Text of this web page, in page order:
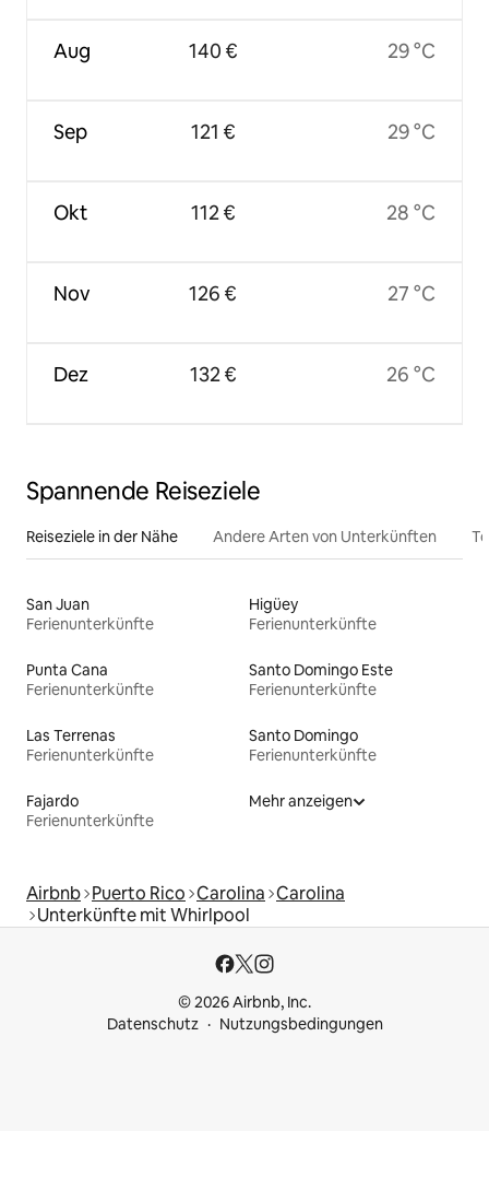
Aug
Sep
Okt
Nov
Dez
140 €
121 €
112 €
126 €
132 €
29 °C
29 °C
28 °C
27 °C
26 °C
Spannende Reiseziele
Reiseziele in der Nähe Andere Arten von Unterkünften
San Juan
Ferienunterkünfte
Higüey
Ferienunterkünfte
Punta Cana
Ferienunterkünfte
Santo Domingo Este
Ferienunterkünfte
Las Terrenas
Ferienunterkünfte
Santo Domingo
Ferienunterkünfte
Fajardo
Ferienunterkünfte
Mehr anzeigen
Airbnb Puerto Rico Carolina Carolina
Unterkünfte mit Whirlpool
© 2026 Airbnb, Inc.
Datenschutz
Nutzungsbedingungen